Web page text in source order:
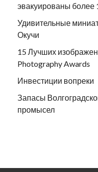
эвакуированы более
Удивительные
Окучи
15 Лучших
Photography Awards
Инвестиции вопреки
Запасы
промысел